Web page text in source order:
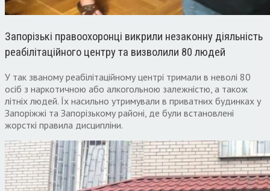
Запорізькі правоохоронці викрили незаконну діяльність
реабілітаційного центру та визволили 80 людей
У так званому реабілітаційному центрі тримали в неволі 80
осіб з наркотичною або алкогольною залежністю, а також
літніх людей. Їх насильно утримували в приватних будинках у
Запоріжжі та Запорізькому районі, де були встановлені
жорсткі правила дисципліни.